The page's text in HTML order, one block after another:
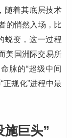
随着其底层技术
的悄然入场，比
蜕变，这一过程
美国洲际交易所
脉的“超级中间
正规化”进程中最
施巨头”